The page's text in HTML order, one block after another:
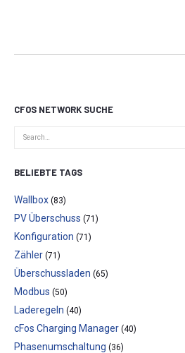
CFOS NETWORK SUCHE
BELIEBTE TAGS
Wallbox (83)
PV Überschuss (71)
Konfiguration (71)
Zähler (71)
Überschussladen (65)
Modbus (50)
Laderegeln (40)
cFos Charging Manager (40)
Phasenumschaltung (36)